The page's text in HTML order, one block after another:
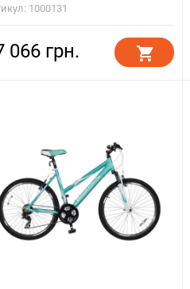
1000131
066 грн.